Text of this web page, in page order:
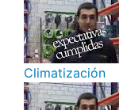
Climatización